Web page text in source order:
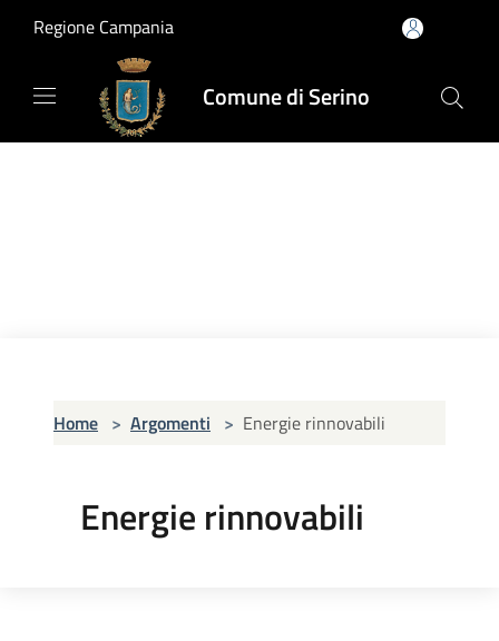
Regione Campania
Comune di Serino
Home > Argomenti > Energie rinnovabili
Energie rinnovabili